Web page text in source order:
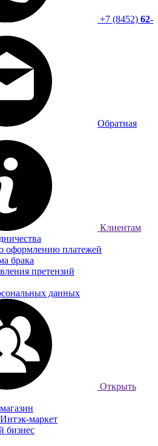
+7 (8452) 62-
Обратная
Клиентам
оформлению платежей
брака
претензий
данных
Открыть
маркет
бизнес